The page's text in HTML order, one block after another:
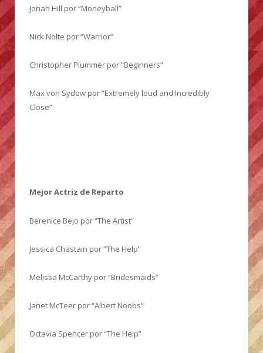
Jonah Hill por “Moneyball”
Nick Nolte por “Warrior”
Christopher Plummer por “Beginners”
Max von Sydow por “Extremely loud and Incredibly
Close”
Mejor Actriz de Reparto
Berenice Bejo por “The Artist”
Jessica Chastain por “The Help”
Melissa McCarthy por “Bridesmaids”
Janet McTeer por “Albert Noobs”
Octavia Spencer por “The Help”